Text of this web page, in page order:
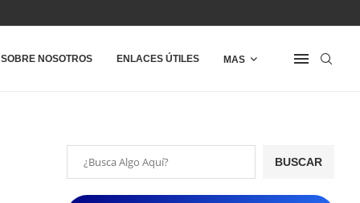
SOBRE NOSOTROS ENLACES ÚTILES MAS
BUSCAR